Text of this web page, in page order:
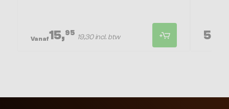
Vanaf15,95 19,30 incl. btw 5,